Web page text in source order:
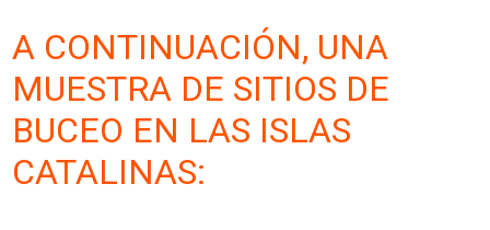
A CONTINUACIÓN, UNA
MUESTRA DE SITIOS DE
BUCEO EN LAS ISLAS
CATALINAS: